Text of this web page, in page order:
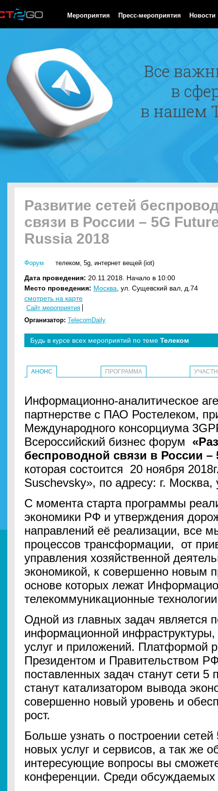
Мероприятия Пресс-мероприятия Новости
Развитие сетей
связи в России – 5G
Russia 2018
Форум телеком, 5g, интернет вещей (iot)
Дата проведения: 20.11.2018. Начало в 10:00
Место проведения: Москва , ул. Сущевский вал, д.74
смотреть на карте
Сайт мероприятия
Организатор: TelecomDaily
Будь в курсе всех мероприятий по теме Телеком
АНОНС ПРОГРАММА
Информационно-аналитическое
партнерстве с ПАО Ростелеком,
Международного консорциума
Всероссийский бизнес форум
беспроводной связи в России –
которая состоится 20 ноября
Suschevsky», по адресу: г.
С момента старта программы
экономики РФ и утверждения
направлений её реализации, все
процессов трансформации, от
управления хозяйственной
экономикой, к совершенно новым
основе которых лежат
телекоммуникационные
Одной из главных задач является
информационной
услуг и приложений. Платформой
Президентом и Правительством
поставленных задач станут сети 5
станут катализатором вывода
совершенно новый уровень и
рост.
Больше узнать о построении
новых услуг и сервисов, а так же
интересующие вопросы вы
конференции. Среди